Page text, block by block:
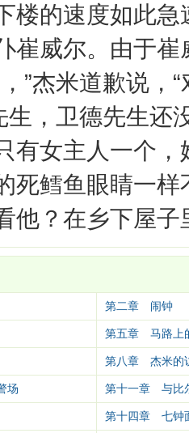
楼的速度如此
崔威尔。由于
”杰米道歉说
生，卫德先生还
有女主人一个
死鳕鱼眼睛一
他？在乡下屋
第二章 闹钟
第五章 马路上
第八章 杰米的
场 第十一章 与比
第十四章 七钟